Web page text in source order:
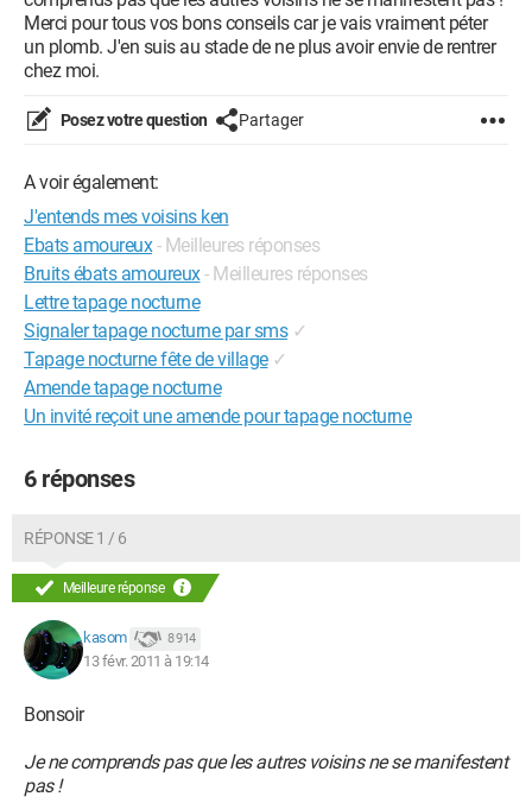
Merci pour tous vos bons conseils car je vais vraiment péter
un plomb. J'en suis au stade de ne plus avoir envie de rentrer
chez moi.
Posez votre question Partager
A voir également:
J'entends mes voisins ken
Ebats amoureux - Meilleures réponses
Bruits ébats amoureux- Meilleures réponses
Lettre tapage nocturne
Signaler tapage nocturne par sms ✓
Tapage nocturne fête de village ✓
Amende tapage nocturne
Un invité reçoit une amende pour tapage nocturne
6 réponses
RÉPONSE 1 / 6
Meilleure réponse
kasom 8 914
13 févr. 2011 à 19:14
Bonsoir
Je ne comprends pas que les autres voisins ne se manifestent
pas !